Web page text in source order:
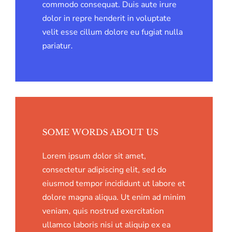
commodo consequat. Duis aute irure
dolor in repre henderit in voluptate
velit esse cillum dolore eu fugiat nulla
pariatur.
SOME WORDS ABOUT US
Lorem ipsum dolor sit amet,
consectetur adipiscing elit, sed do
eiusmod tempor incididunt ut labore et
dolore magna aliqua. Ut enim ad minim
veniam, quis nostrud exercitation
ullamco laboris nisi ut aliquip ex ea